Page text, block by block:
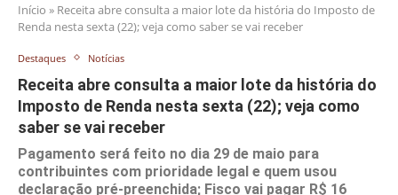
Início » Receita abre consulta a maior lote da história do Imposto de
Renda nesta sexta (22); veja como saber se vai receber
Destaques Notícias
Receita abre consulta a maior lote da história do
Imposto de Renda nesta sexta (22); veja como
saber se vai receber
Pagamento será feito no dia 29 de maio para
contribuintes com prioridade legal e quem usou
declaração pré-preenchida; Fisco vai pagar R$ 16